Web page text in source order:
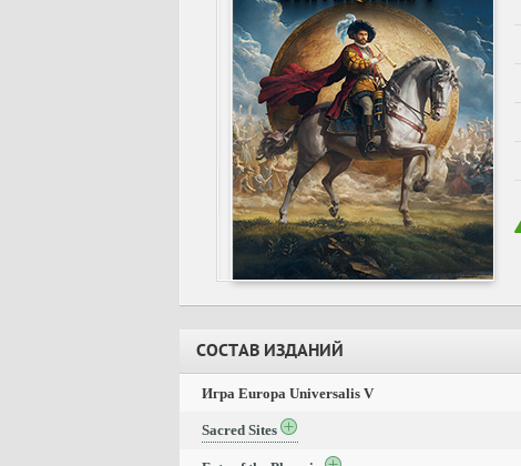
СОСТАВ ИЗДАНИЙ
Игра Europa Universalis V
Sacred Sites